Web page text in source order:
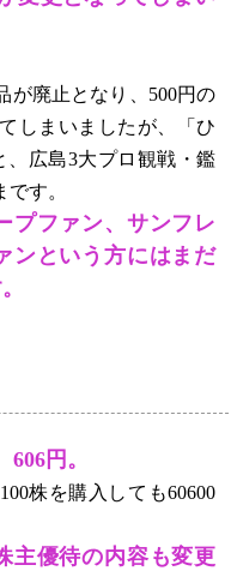
が廃止となり、 500円の
しまいましたが、「ひ
、広島3大プロ観戦・鑑
す。
プファン、サンフレ
ンという方にはまだ
606円。
100株を購入しても60600
主優待の内容も変更